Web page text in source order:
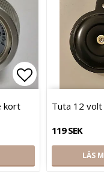
Lägg till i
kort
Tuta 12
119 SEK
LÄS